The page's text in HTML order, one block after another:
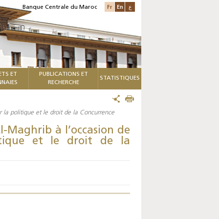
Banque Centrale du Maroc Fr En ع
ET
PUBLICATIONS ET
RECHERCHE
STATISTIQUES
la politique et le droit de la Concurrence
à l’occasion de
et le droit de la